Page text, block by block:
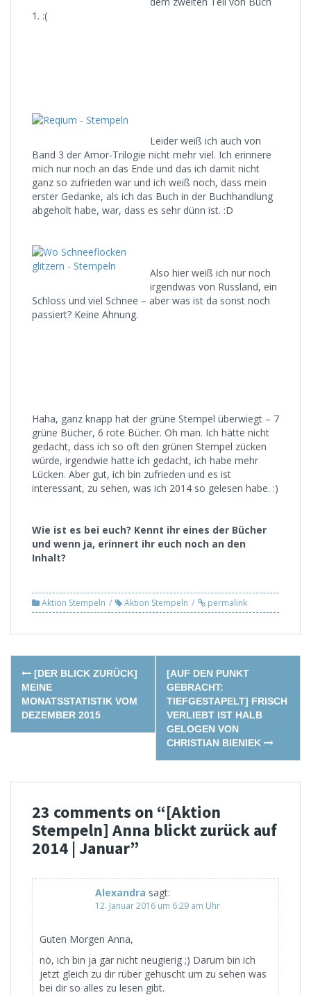
1. :(
Leider weiß ich auch von
Band 3 der Amor-Trilogie nicht mehr viel. Ich erinnere
mich nur noch an das Ende und das ich damit nicht
ganz so zufrieden war und ich weiß noch, dass mein
erster Gedanke, als ich das Buch in der Buchhandlung
abgeholt habe, war, dass es sehr dünn ist. :D
Also hier weiß ich nur noch
irgendwas von Russland, ein
Schloss und viel Schnee – aber was ist da sonst noch
passiert? Keine Ahnung.
Haha, ganz knapp hat der grüne Stempel überwiegt – 7
grüne Bücher, 6 rote Bücher. Oh man. Ich hätte nicht
gedacht, dass ich so oft den grünen Stempel zücken
würde, irgendwie hatte ich gedacht, ich habe mehr
Lücken. Aber gut, ich bin zufrieden und es ist
interessant, zu sehen, was ich 2014 so gelesen habe. :)
Wie ist es bei euch? Kennt ihr eines der Bücher
und wenn ja, erinnert ihr euch noch an den
Inhalt?
Aktion Stempeln Aktion Stempeln permalink
Post
navigation
[DER BLICK ZURÜCK]
MEINE
MONATSSTATISTIK VOM
DEZEMBER 2015
[AUF DEN PUNKT
GEBRACHT:
TIEFGESTAPELT] FRISCH
VERLIEBT IST HALB
GELOGEN VON
CHRISTIAN BIENIEK
23 comments on “[Aktion
Stempeln] Anna blickt zurück auf
2014 | Januar”
Alexandra sagt:
12. Januar 2016 um 6:29 am Uhr
Guten Morgen Anna,
nö, ich bin ja gar nicht neugierig ;) Darum bin ich
jetzt gleich zu dir rüber gehuscht um zu sehen was
bei dir so alles zu lesen gibt.